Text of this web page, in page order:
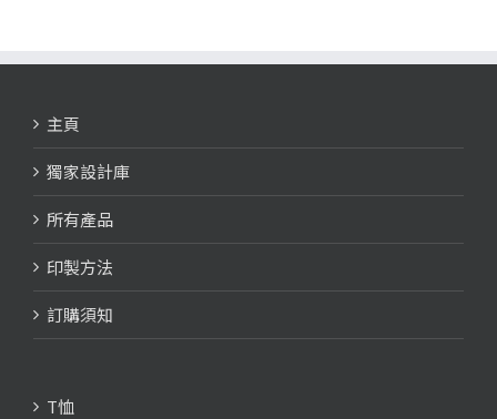
主頁
獨家設計庫
所有產品
印製方法
訂購須知
T恤